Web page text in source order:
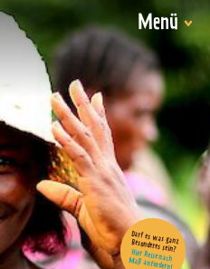
Menü
Darf es was ganz Besonderes sein?
Hier Reise nach Maß anfordern!